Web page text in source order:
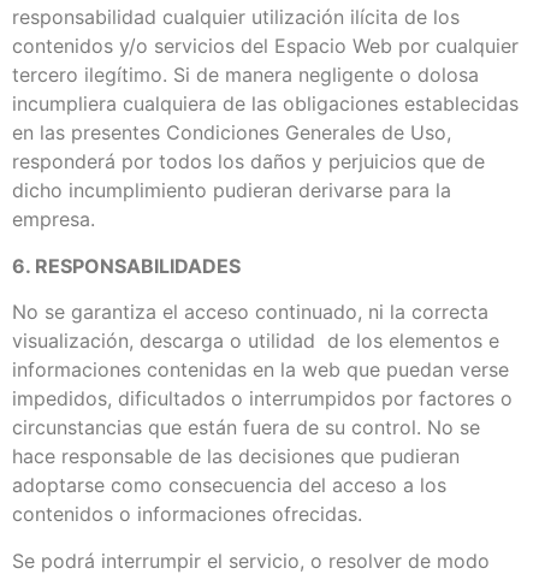
responsabilidad cualquier utilización ilícita de los
contenidos y/o servicios del Espacio Web por cualquier
tercero ilegítimo. Si de manera negligente o dolosa
incumpliera cualquiera de las obligaciones establecidas
en las presentes Condiciones Generales de Uso,
responderá por todos los daños y perjuicios que de
dicho incumplimiento pudieran derivarse para la
empresa.
6. RESPONSABILIDADES
No se garantiza el acceso continuado, ni la correcta
visualización, descarga o utilidad de los elementos e
informaciones contenidas en la web que puedan verse
impedidos, dificultados o interrumpidos por factores o
circunstancias que están fuera de su control. No se
hace responsable de las decisiones que pudieran
adoptarse como consecuencia del acceso a los
contenidos o informaciones ofrecidas.
Se podrá interrumpir el servicio, o resolver de modo